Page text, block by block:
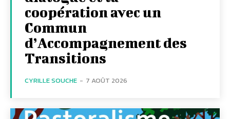
coopération avec un
Commun
d’Accompagnement des
Transitions
CYRILLE SOUCHE - 7 AOÛT 2026